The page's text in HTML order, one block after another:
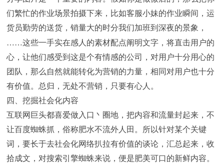
们繁忙的作业场景拍摄下来，比如客服小妹的作业瞬间，运
货员勤劳的送货，销量大的时分我们加班到深夜的景象，
……这些一手实在感人的素材配点阐明文字，将直击用户的
心，让他们感受到这是个有情感的公司，对用户十分用心的
团队，那么自然就能转化为营销的力量，相同对用户也十分
有价值。总归，无处不营销，只要有心人。
四、挖掘社会化内容
互联网巨头都喜爱做入口丶圈地，把内容和流量封起来，不
让百度蜘蛛抓，俗称肥水不流外人田。所以针对某个关键
词，要长于去社会化网络扒拉有价值的谈论，汇总起来，收
拾成文，对搜索引擎蜘蛛来说，便是肥美可口的新鲜内容。